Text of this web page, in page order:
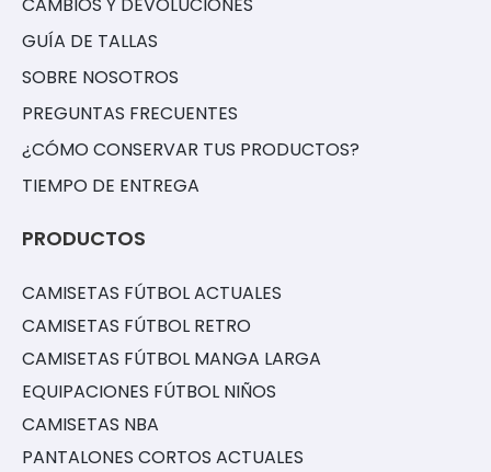
CAMBIOS Y DEVOLUCIONES
GUÍA DE TALLAS
SOBRE NOSOTROS
PREGUNTAS FRECUENTES
¿CÓMO CONSERVAR TUS PRODUCTOS?
TIEMPO DE ENTREGA
PRODUCTOS
CAMISETAS FÚTBOL ACTUALES
CAMISETAS FÚTBOL RETRO
CAMISETAS FÚTBOL MANGA LARGA
EQUIPACIONES FÚTBOL NIÑOS
CAMISETAS NBA
PANTALONES CORTOS ACTUALES